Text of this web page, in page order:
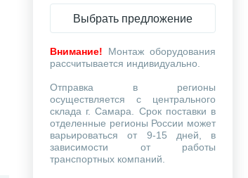
Выбрать предложение
Внимание! Монтаж оборудования
рассчитывается индивидуально.
Отправка в регионы
осуществляется с центрального
склада г. Самара. Срок поставки в
отделенные регионы России может
варьироваться от 9-15 дней, в
зависимости от работы
транспортных компаний.